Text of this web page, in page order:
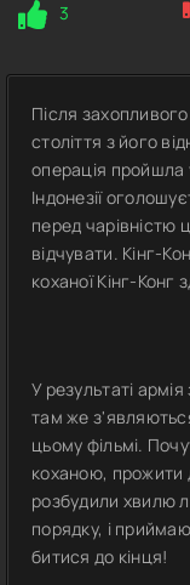
3
Після
століття з його
операція пройшла
Індонезії
перед чарівністю
відчувати. Кінг-
коханої Кінг-
У результаті
там же
цьому фільмі.
коханою, прожити
розбудили хвилю
порядку, і
битися до кінця!